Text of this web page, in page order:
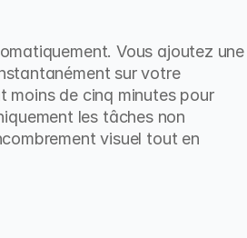
Vous ajoutez une
sur votre
moins de cinq minutes pour
les tâches non
visuel tout en